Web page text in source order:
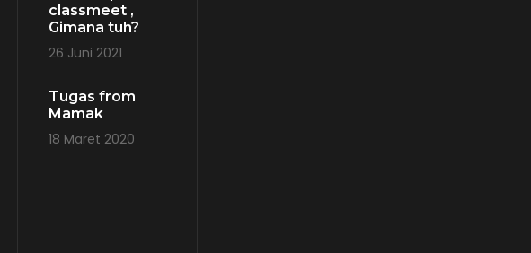
classmeet ,
Gimana tuh?
26 Juni 2021
Tugas from
Mamak
18 Maret 2020